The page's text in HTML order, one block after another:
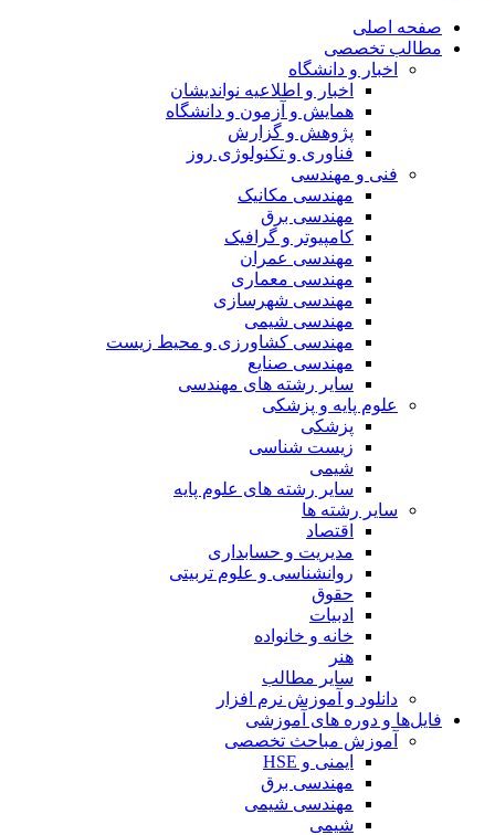
صفحه اصلی
مطالب تخصصی
اخبار و دانشگاه
اخبار و اطلاعیه نواندیشان
همایش و آزمون و دانشگاه
پژوهش و گزارش
فناوری و تکنولوژی روز
فنی و مهندسی
مهندسی مکانیک
مهندسی برق
کامپیوتر و گرافیک
مهندسی عمران
مهندسی معماری
مهندسی شهرسازی
مهندسی شیمی
مهندسی کشاورزی و محیط زیست
مهندسی صنایع
سایر رشته های مهندسی
علوم پایه و پزشکی
پزشکی
زیست شناسی
شیمی
سایر رشته های علوم پایه
سایر رشته ها
اقتصاد
مدیریت و حسابداری
روانشناسی و علوم تربیتی
حقوق
ادبیات
خانه و خانواده
هنر
سایر مطالب
دانلود و آموزش نرم افزار
فایل‌ها و دوره های آموزشی
آموزش مباحث تخصصی
ایمنی و HSE
مهندسی برق
مهندسی شیمی
شیمی